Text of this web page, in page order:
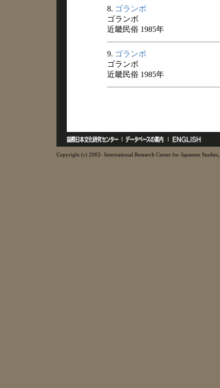
8. ゴランボ
ゴランボ
近畿民俗 1985年
9. ゴランボ
ゴランボ
近畿民俗 1985年
Copyright (c) 2002- International Research Center for Japanese